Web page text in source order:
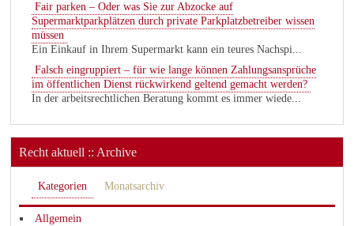
Fair parken – Oder was Sie zur Abzocke auf
Supermarktparkplätzen durch private Parkplatzbetreiber wissen
müssen
Ein Einkauf in Ihrem Supermarkt kann ein teures Nachspi...
Falsch eingruppiert – für wie lange können Zahlungsansprüche
im öffentlichen Dienst rückwirkend geltend gemacht werden?
In der arbeitsrechtlichen Beratung kommt es immer wiede...
Recht aktuell :: Archive
Kategorien Monatsarchiv
Allgemein